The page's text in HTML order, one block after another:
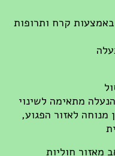
קרח ותרופות
מתאימה לשינוי
לאזור הפגוע,
חוליות